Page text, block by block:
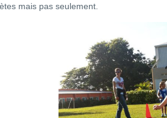
mais pas seulement.